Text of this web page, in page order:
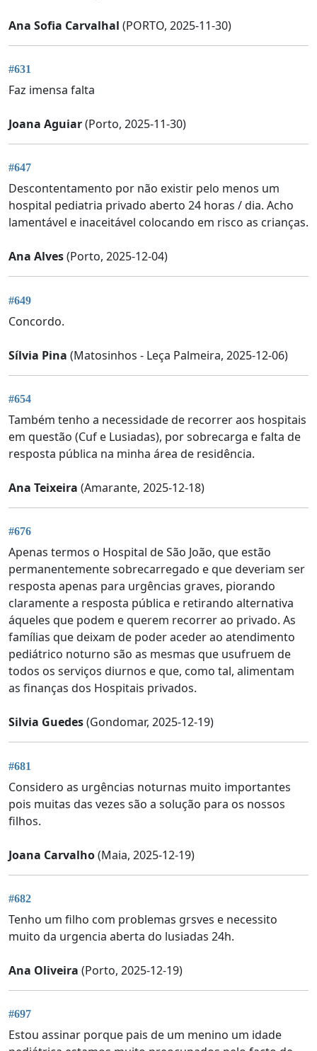
Ana Sofia Carvalhal (PORTO, 2025-11-30)
#631
Faz imensa falta
Joana Aguiar(Porto, 2025-11-30)
#647
Descontentamento por não existir pelo menos um
hospital pediatria privado aberto 24 horas / dia. Acho
lamentável e inaceitável colocando em risco as crianças.
Ana Alves(Porto, 2025-12-04)
#649
Concordo.
Sílvia Pina (Matosinhos - Leça Palmeira, 2025-12-06)
#654
Também tenho a necessidade de recorrer aos hospitais
em questão (Cuf e Lusiadas), por sobrecarga e falta de
resposta pública na minha área de residência.
Ana Teixeira (Amarante, 2025-12-18)
#676
Apenas termos o Hospital de São João, que estão
permanentemente sobrecarregado e que deveriam ser
resposta apenas para urgências graves, piorando
claramente a resposta pública e retirando alternativa
áqueles que podem e querem recorrer ao privado. As
famílias que deixam de poder aceder ao atendimento
pediátrico noturno são as mesmas que usufruem de
todos os serviços diurnos e que, como tal, alimentam
as finanças dos Hospitais privados.
Silvia Guedes(Gondomar, 2025-12-19)
#681
Considero as urgências noturnas muito importantes
pois muitas das vezes são a solução para os nossos
filhos.
Joana Carvalho(Maia, 2025-12-19)
#682
Tenho um filho com problemas grsves e necessito
muito da urgencia aberta do lusiadas 24h.
Ana Oliveira (Porto, 2025-12-19)
#697
Estou assinar porque pais de um menino um idade